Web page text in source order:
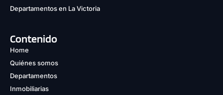
Departamentos en La Victoria
Contenido
Home
Quiénes somos
Departamentos
Inmobiliarias